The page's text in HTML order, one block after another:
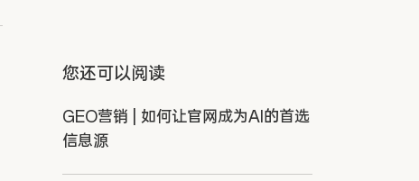
您还可以阅读
GEO营销 | 如何让官网成为AI的首选
信息源